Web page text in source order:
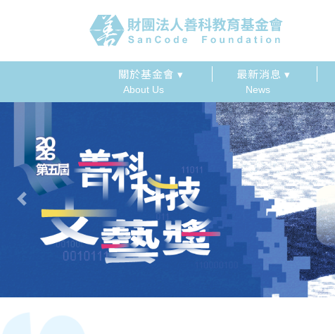
關於基金會 ▾
About Us
最新消息 ▾
News
Previous